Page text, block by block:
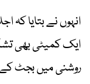
انہوں نے بتایا کہ
ایک کمیٹی بھی
روشنی میں بجٹ کے